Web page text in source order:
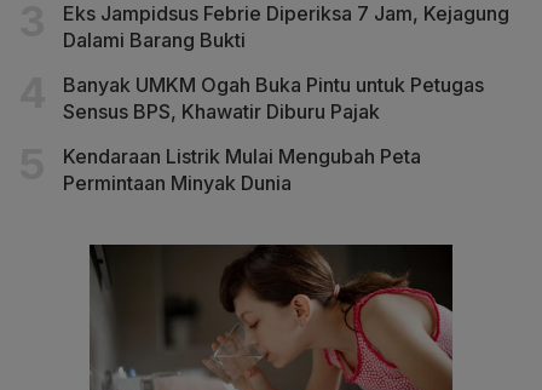
Eks Jampidsus Febrie Diperiksa 7 Jam, Kejagung
Dalami Barang Bukti
Banyak UMKM Ogah Buka Pintu untuk Petugas
Sensus BPS, Khawatir Diburu Pajak
Kendaraan Listrik Mulai Mengubah Peta
Permintaan Minyak Dunia